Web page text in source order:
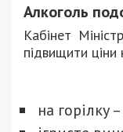
Алкоголь
Кабінет
підвищити
на горілку